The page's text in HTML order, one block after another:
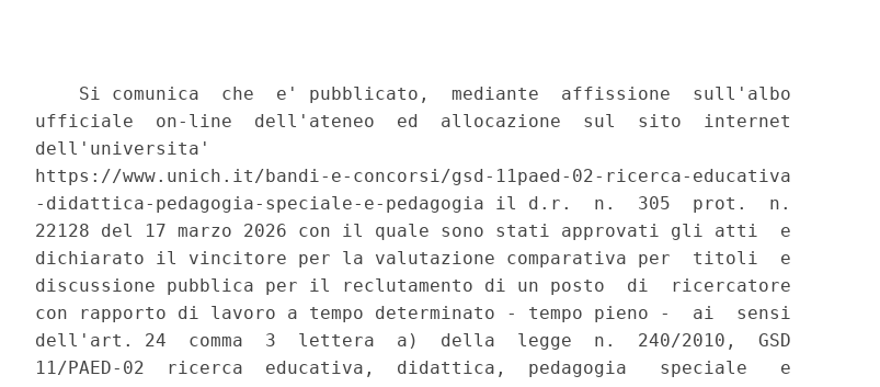
    Si comunica  che  e' pubblicato,  mediante  affissione  sull'albo
ufficiale  on-line  dell'ateneo  ed  allocazione  sul  sito  internet
dell'universita'
https://www.unich.it/bandi-e-concorsi/gsd-11paed-02-ricerca-educativa
-didattica-pedagogia-speciale-e-pedagogia il d.r.  n.  305  prot.  n.
22128 del 17 marzo 2026 con il quale sono stati approvati gli atti  e
dichiarato il vincitore per la valutazione comparativa per  titoli  e
discussione pubblica per il reclutamento di un posto  di  ricercatore
con rapporto di lavoro a tempo determinato - tempo pieno -  ai  sensi
dell'art. 24  comma  3  lettera  a)  della  legge  n.  240/2010,  GSD
11/PAED-02  ricerca  educativa,  didattica,  pedagogia   speciale   e